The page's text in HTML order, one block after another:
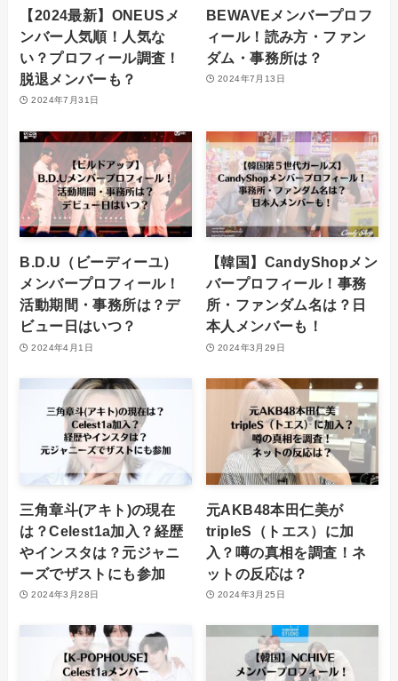
【2024最新】ONEUSメ
ンバー人気順！人気な
い？プロフィール調査！
脱退メンバーも？
2024年7月31日
BEWAVEメンバープロフ
ィール！読み方・ファン
ダム・事務所は？
2024年7月13日
B.D.U（ビーディーユ）
メンバープロフィール！
活動期間・事務所は？デ
ビュー日はいつ？
2024年4月1日
【韓国】CandyShopメン
バープロフィール！事務
所・ファンダム名は？日
本人メンバーも！
2024年3月29日
三角章斗(アキト)の現在
は？Celest1a加入？経歴
やインスタは？元ジャニ
ーズでザストにも参加
2024年3月28日
元AKB48本田仁美が
tripleS（トエス）に加
入？噂の真相を調査！ネ
ットの反応は？
2024年3月25日